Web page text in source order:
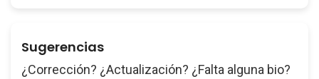
Sugerencias
¿Corrección? ¿Actualización? ¿Falta alguna bio?